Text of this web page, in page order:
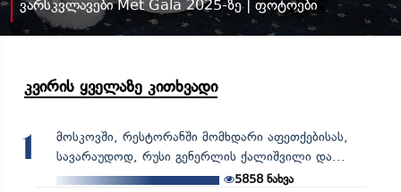
ვარსკვლავები Met Gala 2025-ზე | ფოტოები
კვირის ყველაზე კითხვადი
1
მოსკოვში, რესტორანში მომხდარი აფეთქებისას,
სავარაუდოდ, რუსი გენერლის ქალიშვილი და...
5858 ნახვა